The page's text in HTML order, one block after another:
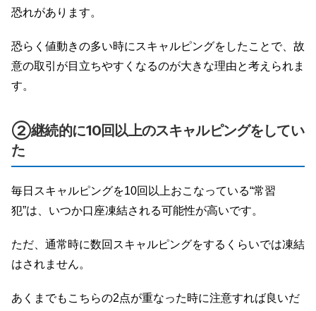
恐れがあります。
恐らく値動きの多い時にスキャルピングをしたことで、故
意の取引が目立ちやすくなるのが大きな理由と考えられま
す。
②継続的に10回以上のスキャルピングをしてい
た
毎日スキャルピングを10回以上おこなっている“常習
犯”は、いつか口座凍結される可能性が高いです。
ただ、通常時に数回スキャルピングをするくらいでは凍結
はされません。
あくまでもこちらの2点が重なった時に注意すれば良いだ